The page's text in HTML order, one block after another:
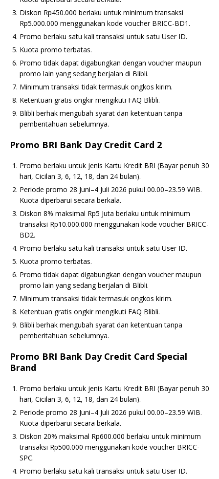
Diskon Rp450.000 berlaku untuk minimum transaksi
Rp5.000.000 menggunakan kode voucher BRICC-BD1.
Promo berlaku satu kali transaksi untuk satu User ID.
Kuota promo terbatas.
Promo tidak dapat digabungkan dengan voucher maupun
promo lain yang sedang berjalan di Blibli.
Minimum transaksi tidak termasuk ongkos kirim.
Ketentuan gratis ongkir mengikuti FAQ Blibli.
Blibli berhak mengubah syarat dan ketentuan tanpa
pemberitahuan sebelumnya.
Promo BRI Bank Day Credit Card 2
Promo berlaku untuk jenis Kartu Kredit BRI (Bayar penuh 30
hari, Cicilan 3, 6, 12, 18, dan 24 bulan).
Periode promo 28 Juni–4 Juli 2026 pukul 00.00–23.59 WIB.
Kuota diperbarui secara berkala.
Diskon 8% maksimal Rp5 Juta berlaku untuk minimum
transaksi Rp10.000.000 menggunakan kode voucher BRICC-
BD2.
Promo berlaku satu kali transaksi untuk satu User ID.
Kuota promo terbatas.
Promo tidak dapat digabungkan dengan voucher maupun
promo lain yang sedang berjalan di Blibli.
Minimum transaksi tidak termasuk ongkos kirim.
Ketentuan gratis ongkir mengikuti FAQ Blibli.
Blibli berhak mengubah syarat dan ketentuan tanpa
pemberitahuan sebelumnya.
Promo BRI Bank Day Credit Card Special
Brand
Promo berlaku untuk jenis Kartu Kredit BRI (Bayar penuh 30
hari, Cicilan 3, 6, 12, 18, dan 24 bulan).
Periode promo 28 Juni–4 Juli 2026 pukul 00.00–23.59 WIB.
Kuota diperbarui secara berkala.
Diskon 20% maksimal Rp600.000 berlaku untuk minimum
transaksi Rp500.000 menggunakan kode voucher BRICC-
SPC.
Promo berlaku satu kali transaksi untuk satu User ID.